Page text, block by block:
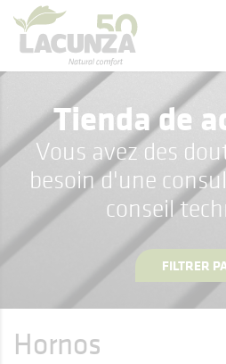
Tienda de
Vous avez des
besoin d'une
conseil
FILTRER
Hornos